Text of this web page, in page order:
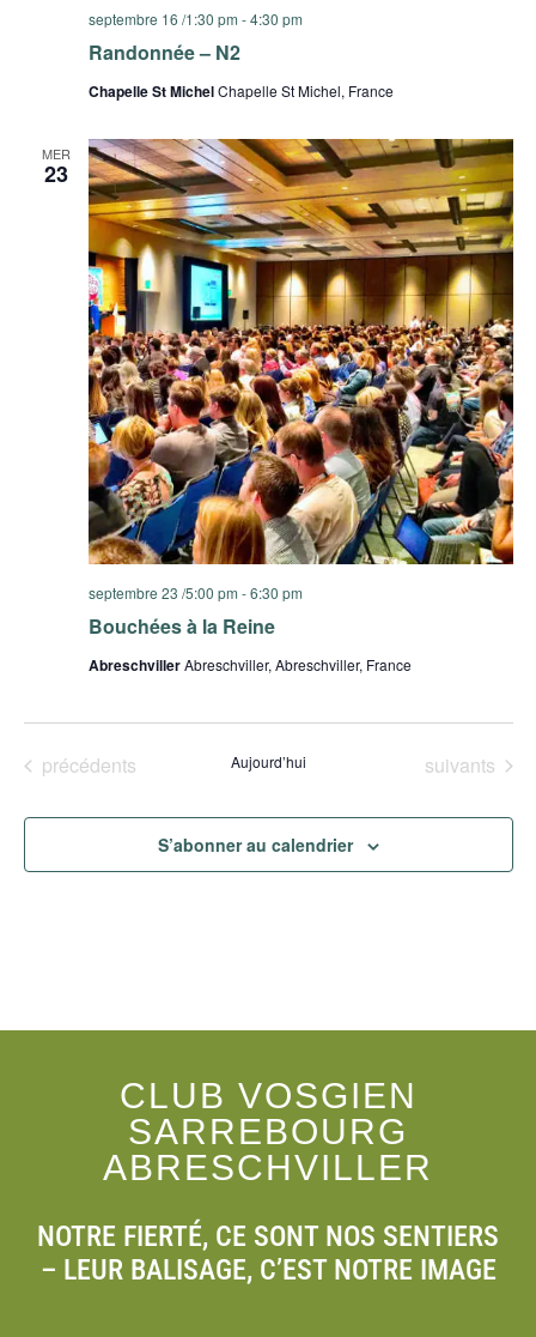
Randonnée – N2
septembre 16 /1:30 pm -4:30 pm
Chapelle St MichelChapelle St Michel, France
MER
23
Bouchées à la Reine
septembre 23 /5:00 pm -6:30 pm
AbreschvillerAbreschviller, Abreschviller, France
Évènements
précédents Aujourd’hui Évènements
suivants
S’abonner au calendrier
CLUB VOSGIEN
SARREBOURG
ABRESCHVILLER
NOTRE FIERTÉ, CE SONT NOS SENTIERS
– LEUR BALISAGE, C’EST NOTRE IMAGE